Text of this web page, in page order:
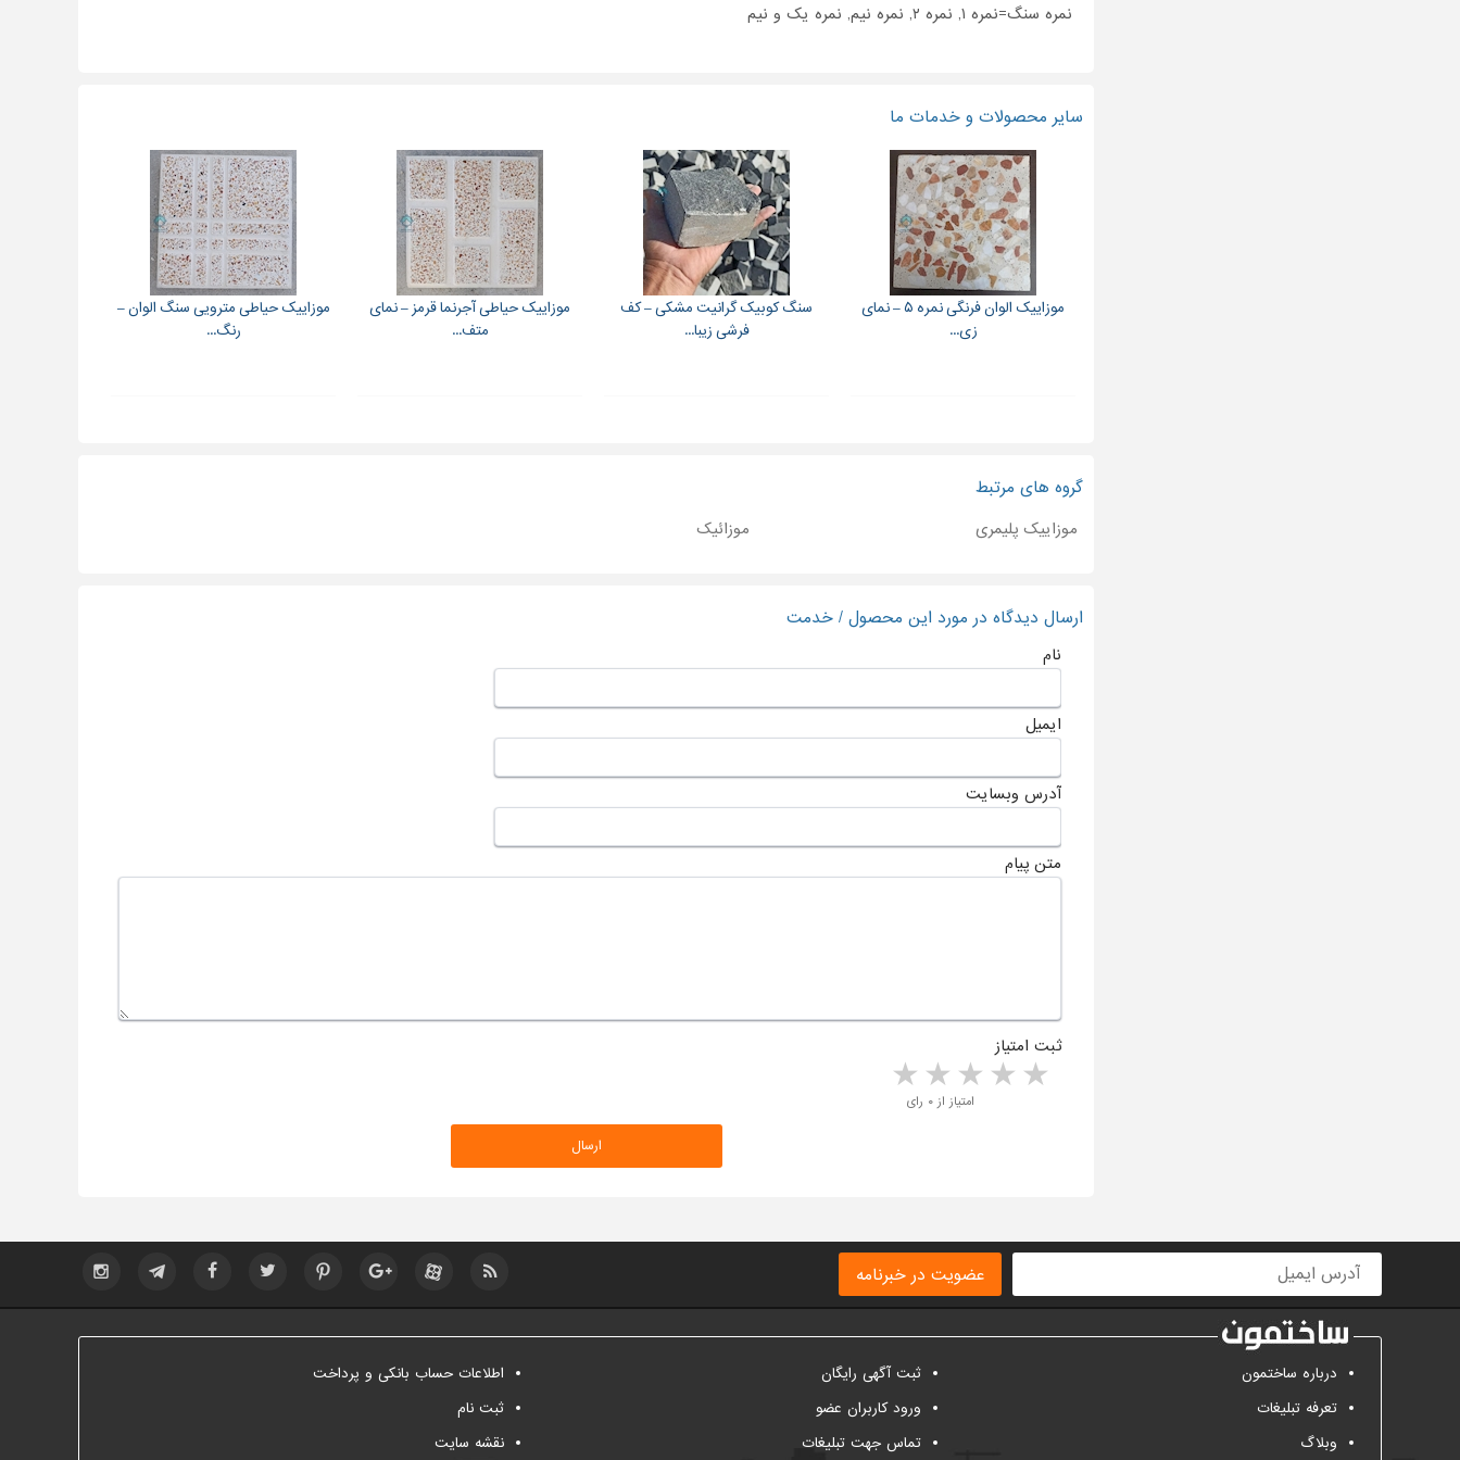
نمره سنگ=نمره ۱, نمره ۲, نمره نیم, نمره یک و نیم
سایر محصولات و خدمات ما
موزاییک الوان فرنگی نمره ۵ – نمای
زی...
سنگ کوبیک گرانیت مشکی – کف
فرشی زیبا...
موزاییک حیاطی آجرنما قرمز – نمای
متف...
موزاییک حیاطی مترویی سنگ الوان –
رنگ...
گروه های مرتبط
موزاییک پلیمری موزائیک
ارسال دیدگاه در مورد این محصول / خدمت
نام
ایمیل
آدرس وبسایت
متن پیام
ثبت امتیاز
4 stars 3 stars 2 stars 1 star امتیاز از ۰ رای
عضویت در خبرنامه
درباره ساختمون
تعرفه تبلیغات
وبلاگ
ثبت آگهی رایگان
ورود کاربران عضو
تماس جهت تبلیغات
اطلاعات حساب بانکی و پرداخت
ثبت نام
نقشه سایت